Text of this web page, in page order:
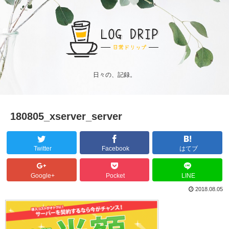
日々の、記録。
180805_xserver_server
Twitter Facebook はてブ
Google+ Pocket LINE
2018.08.05